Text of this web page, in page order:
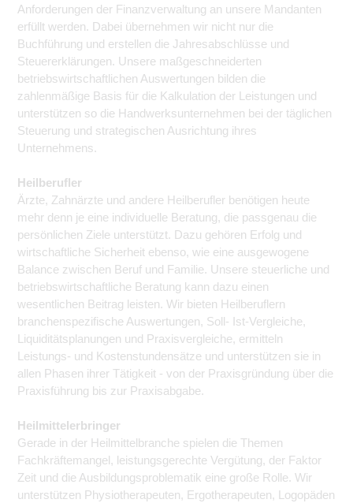
Anforderungen der Finanzverwaltung an unsere Mandanten
erfüllt werden. Dabei übernehmen wir nicht nur die
Buchführung und erstellen die Jahresabschlüsse und
Steuererklärungen. Unsere maßgeschneiderten
betriebswirtschaftlichen Auswertungen bilden die
zahlenmäßige Basis für die Kalkulation der Leistungen und
unterstützen so die Handwerksunternehmen bei der täglichen
Steuerung und strategischen Ausrichtung ihres
Unternehmens.
Heilberufler
Ärzte, Zahnärzte und andere Heilberufler benötigen heute
mehr denn je eine individuelle Beratung, die passgenau die
persönlichen Ziele unterstützt. Dazu gehören Erfolg und
wirtschaftliche Sicherheit ebenso, wie eine ausgewogene
Balance zwischen Beruf und Familie. Unsere steuerliche und
betriebswirtschaftliche Beratung kann dazu einen
wesentlichen Beitrag leisten. Wir bieten Heilberuflern
branchenspezifische Auswertungen, Soll- Ist-Vergleiche,
Liquiditätsplanungen und Praxisvergleiche, ermitteln
Leistungs- und Kostenstundensätze und unterstützen sie in
allen Phasen ihrer Tätigkeit - von der Praxisgründung über die
Praxisführung bis zur Praxisabgabe.
Heilmittelerbringer
Gerade in der Heilmittelbranche spielen die Themen
Fachkräftemangel, leistungsgerechte Vergütung, der Faktor
Zeit und die Ausbildungsproblematik eine große Rolle. Wir
unterstützen Physiotherapeuten, Ergotherapeuten, Logopäden